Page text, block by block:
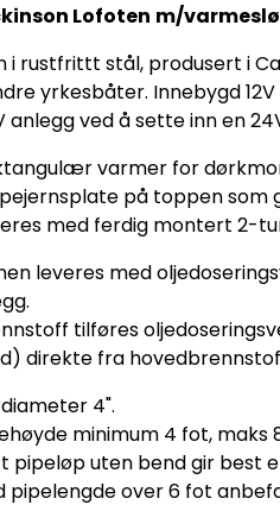
Lofoten m/
i rustfrittt stål, produsert i
yrkesbåter. Innebygd
anlegg ved å sette inn en
varmer for
på toppen som
med ferdig montert 2-
leveres med
tilføres
direkte fra
4".
minimum 4 fot, maks
pipeløp uten bend gir best
pipelengde over 6 fot